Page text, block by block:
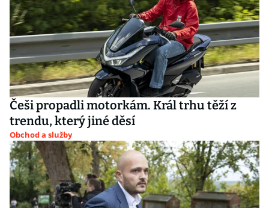
Češi propadli motorkám. Král trhu těží z
trendu, který jiné děsí
Obchod a služby